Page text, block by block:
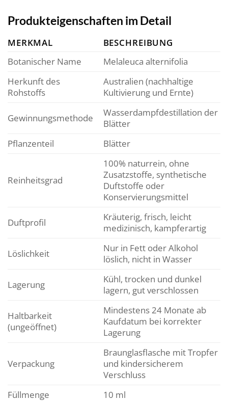
Produkteigenschaften im Detail
MERKMAL
BESCHREIBUNG
Botanischer Name
Melaleuca alternifolia
Herkunft des
Rohstoffs
Australien (nachhaltige
Kultivierung und Ernte)
Gewinnungsmethode
Wasserdampfdestillation der
Blätter
Pflanzenteil
Blätter
Reinheitsgrad
100% naturrein, ohne
Zusatzstoffe, synthetische
Duftstoffe oder
Konservierungsmittel
Duftprofil
Kräuterig, frisch, leicht
medizinisch, kampferartig
Löslichkeit
Nur in Fett oder Alkohol
löslich, nicht in Wasser
Lagerung
Kühl, trocken und dunkel
lagern, gut verschlossen
Haltbarkeit
(ungeöffnet)
Mindestens 24 Monate ab
Kaufdatum bei korrekter
Lagerung
Verpackung
Braunglasflasche mit Tropfer
und kindersicherem
Verschluss
Füllmenge
10 ml